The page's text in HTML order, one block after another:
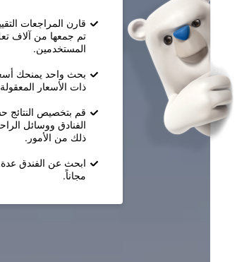
قارن المراجعات
تم جمعها من آلاف
المستخدمين.
بحث واحد يمنحك
ذات الأسعار
قم بتخصيص
الفنادق ووسائل
ذلك من الأمور.
ابحث عن الفندق
مجاناً.